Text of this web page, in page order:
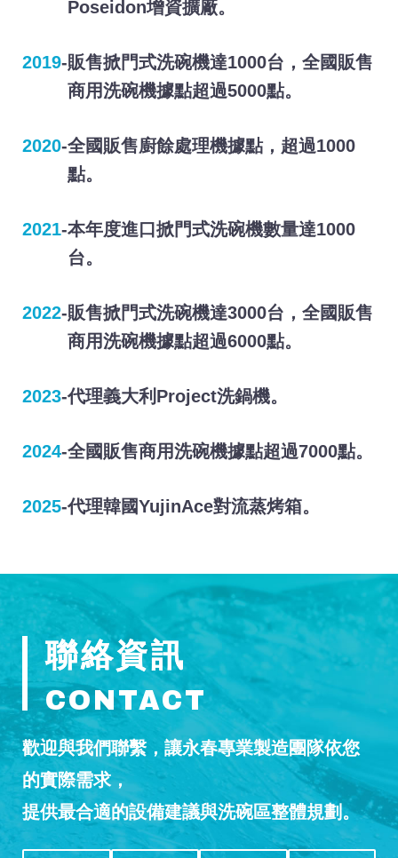
Poseidon增資擴廠。
2019-販售掀門式洗碗機達1000台，全國販售
商用洗碗機據點超過5000點。
2020-全國販售廚餘處理機據點，超過1000
點。
2021-本年度進口掀門式洗碗機數量達1000
台。
2022-販售掀門式洗碗機達3000台，全國販售
商用洗碗機據點超過6000點。
2023-代理義大利Project洗鍋機。
2024-全國販售商用洗碗機據點超過7000點。
2025-代理韓國YujinAce對流蒸烤箱。
聯絡資訊
CONTACT
歡迎與我們聯繫，讓永春專業製造團隊依您
的實際需求，
提供最合適的設備建議與洗碗區整體規劃。